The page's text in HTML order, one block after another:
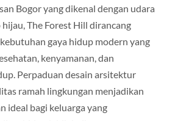
Bogor yang dikenal dengan udara
The Forest Hill dirancang
gaya hidup modern yang
kenyamanan, dan
Perpaduan desain arsitektur
ramah lingkungan menjadikan
ideal bagi keluarga yang